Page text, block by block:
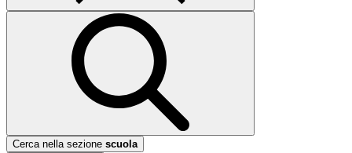
Cerca nella sezione scuola